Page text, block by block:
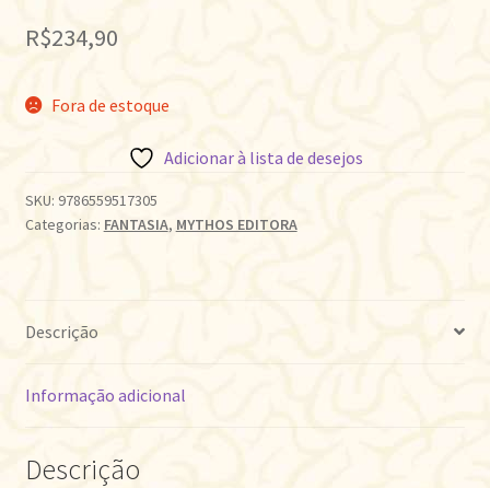
R$234,90
Fora de estoque
Adicionar à lista de desejos
SKU: 9786559517305
Categorias: FANTASIA, MYTHOS EDITORA
Descrição
Informação adicional
Descrição